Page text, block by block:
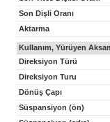
Son Dişli Oranı
Aktarma
Kullanım, Yürüyen
Direksiyon Türü
Direksiyon Turu
Dönüş Çapı
Süspansiyon (ön)